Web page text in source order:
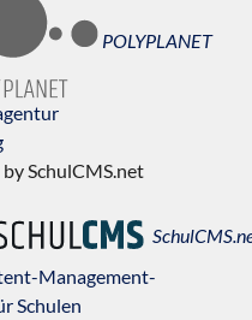
POLYPLANET
SchulCMS.net
Management-
Schulen